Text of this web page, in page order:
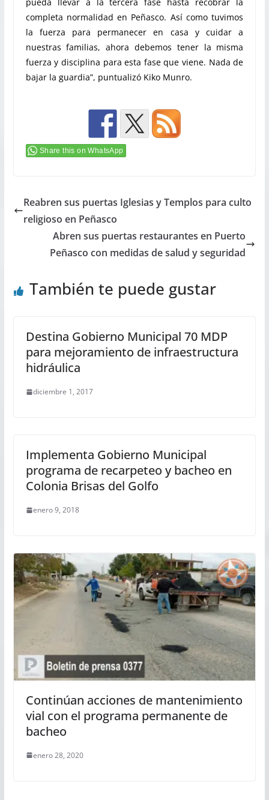
completa normalidad en Peñasco. Así como tuvimos
la fuerza para permanecer en casa y cuidar a
nuestras familias, ahora debemos tener la misma
fuerza y disciplina para esta fase que viene. Nada de
bajar la guardia”, puntualizó Kiko Munro.
Share this on WhatsApp
Reabren sus puertas Iglesias y Templos para culto
religioso en Peñasco
Abren sus puertas restaurantes en Puerto
Peñasco con medidas de salud y seguridad
También te puede gustar
Destina Gobierno Municipal 70 MDP
para mejoramiento de infraestructura
hidráulica
diciembre 1, 2017
Implementa Gobierno Municipal
programa de recarpeteo y bacheo en
Colonia Brisas del Golfo
enero 9, 2018
Continúan acciones de mantenimiento
vial con el programa permanente de
bacheo
enero 28, 2020